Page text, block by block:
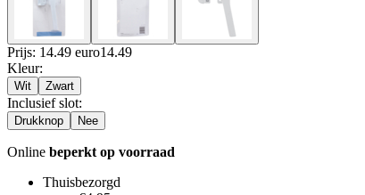
Prijs: 14.49 euro14.49
Kleur:
Wit Zwart
Inclusief slot:
Drukknop Nee
Online beperkt op voorraad
Thuisbezorgd